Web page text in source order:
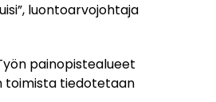
luontoarvojohtaja
painopistealueet
toimista tiedotetaan